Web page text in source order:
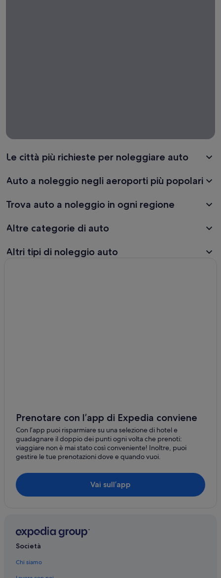
Le città più richieste per noleggiare auto
Auto a noleggio negli aeroporti più popolari
Trova auto a noleggio in ogni regione
Altre categorie di auto
Altri tipi di noleggio auto
Prenotare con l’app di Expedia conviene
Con l’app puoi risparmiare su una selezione di hotel e
guadagnare il doppio dei punti ogni volta che prenoti:
viaggiare non è mai stato così conveniente! Inoltre, puoi
gestire le tue prenotazioni dove e quando vuoi.
Vai sull’app
Società
Chi siamo